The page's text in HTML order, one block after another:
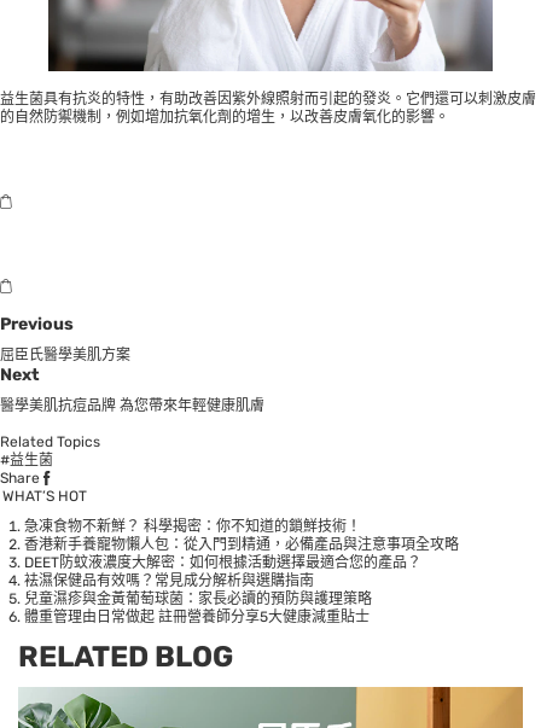
益生菌具有抗炎的特性，有助改善因紫外線照射而引起的發炎。它們還可以刺激皮膚
的自然防禦機制，例如增加抗氧化劑的增生，以改善皮膚氧化的影響。
Previous
屈臣氏醫學美肌方案
Next
醫學美肌抗痘品牌 為您帶來年輕健康肌膚
Related Topics
#益生菌
Share
WHAT’S HOT
急凍食物不新鮮？ 科學揭密：你不知道的鎖鮮技術！
香港新手養寵物懶人包：從入門到精通，必備產品與注意事項全攻略
DEET防蚊液濃度大解密：如何根據活動選擇最適合您的產品？
袪濕保健品有效嗎？常見成分解析與選購指南
兒童濕疹與金黃葡萄球菌：家長必讀的預防與護理策略
體重管理由日常做起 註冊營養師分享5大健康減重貼士
RELATED BLOG